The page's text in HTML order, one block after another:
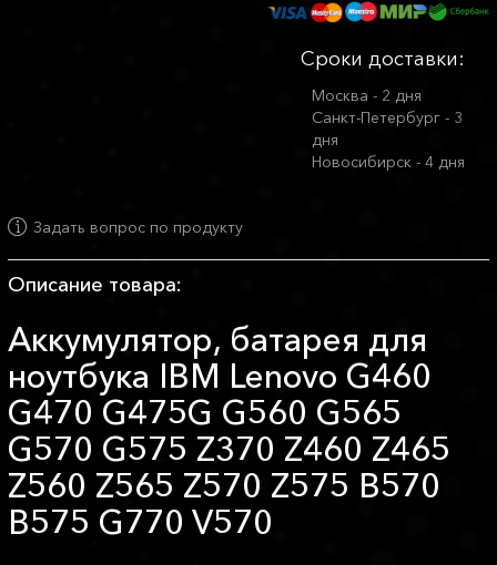
Сроки доставки:
Москва - 2 дня
Санкт-Петербург - 3
дня
Новосибирск - 4 дня
Задать вопрос по продукту
Описание товара:
Аккумулятор, батарея для
ноутбука IBM Lenovo G460
G470 G475G G560 G565
G570 G575 Z370 Z460 Z465
Z560 Z565 Z570 Z575 B570
B575 G770 V570